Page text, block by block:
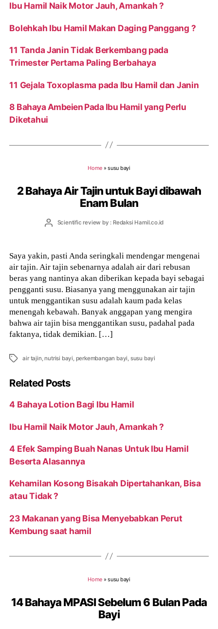
Ibu Hamil Naik Motor Jauh, Amankah ?
Bolehkah Ibu Hamil Makan Daging Panggang ?
11 Tanda Janin Tidak Berkembang pada
Trimester Pertama Paling Berbahaya
11 Gejala Toxoplasma pada Ibu Hamil dan Janin
8 Bahaya Ambeien Pada Ibu Hamil yang Perlu
Diketahui
Home »susu bayi
2 Bahaya Air Tajin untuk Bayi dibawah
Enam Bulan
PostScientific review by : Redaksi Hamil.co.id
Saya yakin, pasti Anda seringkali mendengar mengenai
air tajin. Air tajin sebenarnya adalah air dari rebusan
beras yang nantinya akan diberikan kepada bayi sebagai
pengganti susu. Biasanya yang menggunakan air tajin
untuk menggantikan susu adalah kaum pada kelas
menengah kebawah. Banyak anggapan yang mengira
bahwa air tajin bisa menggantikan susu, padahal pada
faktanya, tidak demikian. […]
Tags air tajin ,nutrisi bayi perkembangan bayi susu bayi
Related Posts
4 Bahaya Lotion Bagi Ibu Hamil
Ibu Hamil Naik Motor Jauh, Amankah ?
4 Efek Samping Buah Nanas Untuk Ibu Hamil
Beserta Alasannya
Kehamilan Kosong Bisakah Dipertahankan, Bisa
atau Tidak ?
23 Makanan yang Bisa Menyebabkan Perut
Kembung saat hamil
Home »susu bayi
14 Bahaya MPASI Sebelum 6 Bulan Pada
Bayi